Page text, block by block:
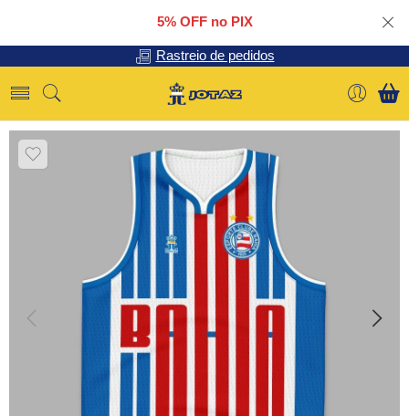
5% OFF no PIX
Rastreio de pedidos